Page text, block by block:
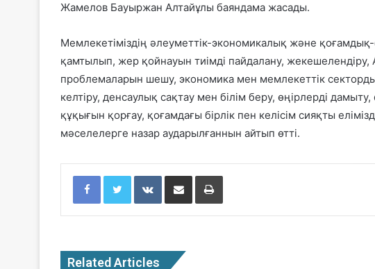
Жамелов Бауыржан Алтайұлы баяндама жасады.
Мемлекетіміздің әлеуметтік-экономикалық және
қамтылып, жер қойнауын тиімді пайдалану, жекешелендіру,
проблемаларын шешу, экономика мен мемлекеттік
келтіру, денсаулық сақтау мен білім беру, өңірлерді
құқығын қорғау, қоғамдағы бірлік пен келісім сияқты
мәселелерге назар аударылғаннын айтып өтті.
Facebook Twitter VKontakte
Related Articles